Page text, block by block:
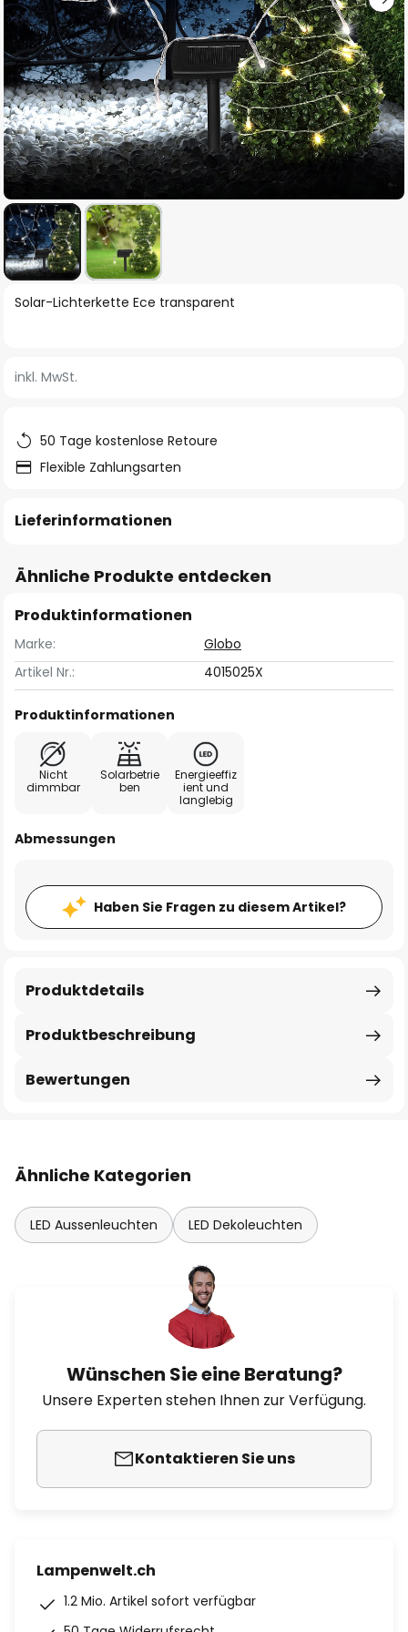
Zum
springen
Solar-Lichterkette Ece transparent
inkl. MwSt.
50 Tage kostenlose Retoure
Flexible Zahlungsarten
Lieferinformationen
Ähnliche Produkte entdecken
Produktinformationen
Marke:
Globo
Artikel Nr.:
4015025X
Produktinformationen
Nicht
dimmbar
Solarbetrie
ben
Energieeffiz
ient und
langlebig
Abmessungen
Haben Sie Fragen zu diesem Artikel?
Produktbeschreibung
Produktdetails
Bewertungen
Ähnliche Kategorien
LED Aussenleuchten LED Dekoleuchten
Wünschen Sie eine Beratung?
Unsere Experten stehen Ihnen zur Verfügung.
Kontaktieren Sie uns
Lampenwelt.ch
1.2 Mio. Artikel sofort verfügbar